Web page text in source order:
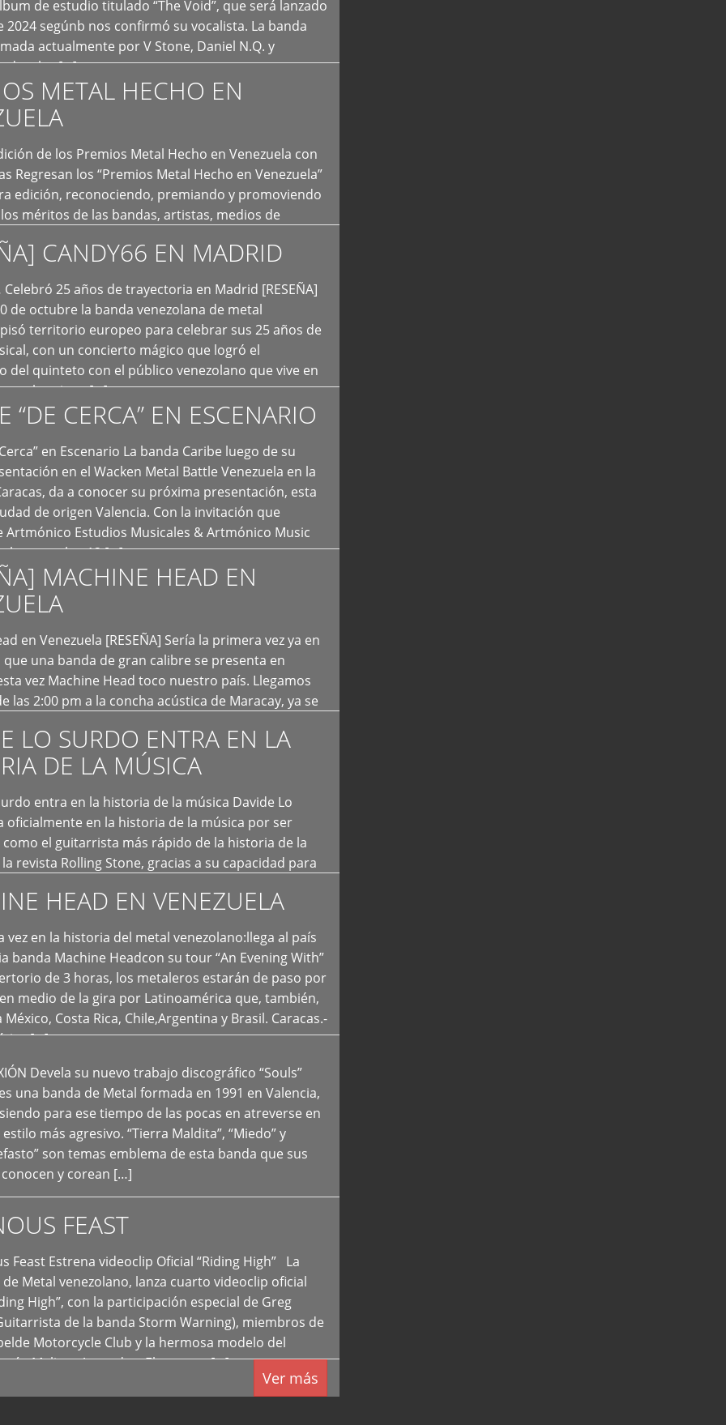
de estudio titulado “The Void”, que será lanzado
2024 segúnb nos confirmó su vocalista. La banda
actualmente por V Stone, Daniel N.Q. y
a las […]
METAL HECHO EN
de los Premios Metal Hecho en Venezuela con
Regresan los “Premios Metal Hecho en Venezuela”
edición, reconociendo, premiando y promoviendo
méritos de las bandas, artistas, medios de
tendencias del metal y […]
CANDY66 EN MADRID
Celebró 25 años de trayectoria en Madrid [RESEÑA]
de octubre la banda venezolana de metal
territorio europeo para celebrar sus 25 años de
con un concierto mágico que logró el
del quinteto con el público venezolano que vive en
que los sigue […]
“DE CERCA” EN ESCENARIO
en Escenario La banda Caribe luego de su
en el Wacken Metal Battle Venezuela en la
da a conocer su próxima presentación, esta
de origen Valencia. Con la invitación que
Artmónico Estudios Musicales & Artmónico Music
cumplen 12 […]
MACHINE HEAD EN
en Venezuela [RESEÑA] Sería la primera vez ya en
una banda de gran calibre se presenta en
vez Machine Head toco nuestro país. Llegamos
las 2:00 pm a la concha acústica de Maracay, ya se
LO SURDO ENTRA EN LA
DE LA MÚSICA
entra en la historia de la música Davide Lo
oficialmente en la historia de la música por ser
el guitarrista más rápido de la historia de la
revista Rolling Stone, gracias a su capacidad para
HEAD EN VENEZUELA
vez en la historia del metal venezolano:llega al país
banda Machine Headcon su tour “An Evening With”
de 3 horas, los metaleros estarán de paso por
medio de la gira por Latinoamérica que, también,
México, Costa Rica, Chile,Argentina y Brasil. Caracas.-
[…]
Devela su nuevo trabajo discográfico “Souls”
una banda de Metal formada en 1991 en Valencia,
para ese tiempo de las pocas en atreverse en
más agresivo. “Tierra Maldita”, “Miedo” y
son temas emblema de esta banda que sus
y corean […]
FEAST
Feast Estrena videoclip Oficial “Riding High” La
Metal venezolano, lanza cuarto videoclip oficial
High”, con la participación especial de Greg
de la banda Storm Warning), miembros de
Motorcycle Club y la hermosa modelo del
Melissa Acevedo. El potente […]
Ver más